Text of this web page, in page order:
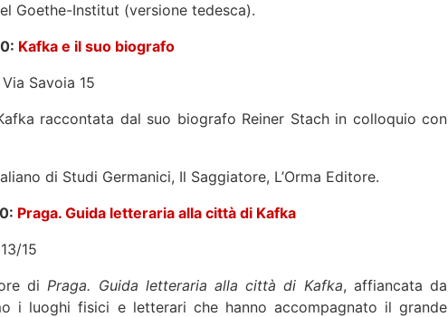
Goethe-Institut (versione tedesca).
Kafka e il suo biografo
Savoia 15
raccontata dal suo biografo Reiner Stach in colloquio con
di Studi Germanici, Il Saggiatore, L’Orma Editore.
Praga. Guida letteraria alla città di Kafka
15
diPraga. Guida letteraria alla città di Kafka, affiancata da
i luoghi fisici e letterari che hanno accompagnato il grande